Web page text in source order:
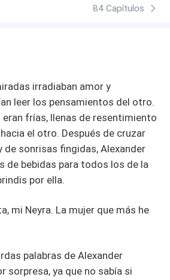
84 Capítulos
irradiaban amor y
leer los pensamientos del otro.
frías, llenas de resentimiento
el otro. Después de cruzar
de sonrisas fingidas, Alexander
de bebidas para todos los de la
por ella.
mi Neyra. La mujer que más he
palabras de Alexander
sorpresa, ya que no sabía si